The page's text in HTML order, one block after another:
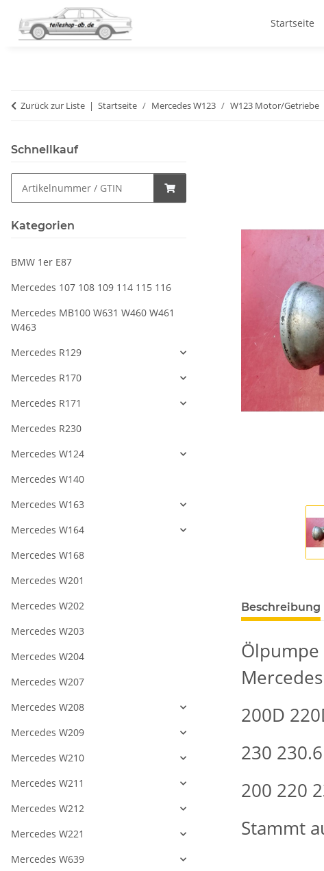
Startseite
Zurück zur Liste Startseite Mercedes W123 W123 Motor/Getriebe
Beschreibung
200D
230 230.6
200 220
Stammt
Schnellkauf
Kategorien
BMW 1er E87
Mercedes 107 108 109 114 115 116
Mercedes MB100 W631 W460 W461
W463
Mercedes R129
Mercedes R170
Mercedes R171
Mercedes R230
Mercedes W124
Mercedes W140
Mercedes W163
Mercedes W164
Mercedes W168
Mercedes W201
Mercedes W202
Mercedes W203
Mercedes W204
Mercedes W207
Mercedes W208
Mercedes W209
Mercedes W210
Mercedes W211
Mercedes W212
Mercedes W221
Mercedes W639